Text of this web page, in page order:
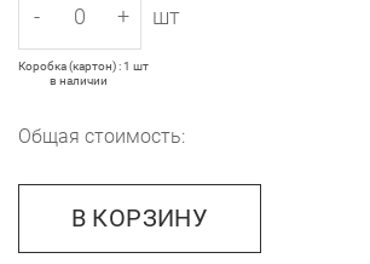
- + шт
Коробка (картон) : 1 шт
в наличии
Общая стоимость:
В КОРЗИНУ